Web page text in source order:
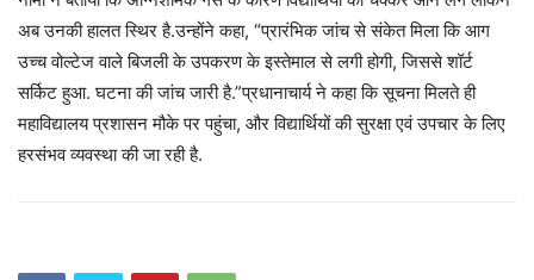
अब उनकी हालत स्थिर है.उन्होंने कहा, “प्रारंभिक जांच से संकेत मिला कि आग
उच्च वोल्टेज वाले बिजली के उपकरण के इस्तेमाल से लगी होगी, जिससे शॉर्ट
सर्किट हुआ. घटना की जांच जारी है.”प्रधानाचार्य ने कहा कि सूचना मिलते ही
महाविद्यालय प्रशासन मौके पर पहुंचा, और विद्यार्थियों की सुरक्षा एवं उपचार के लिए
हरसंभव व्यवस्था की जा रही है.